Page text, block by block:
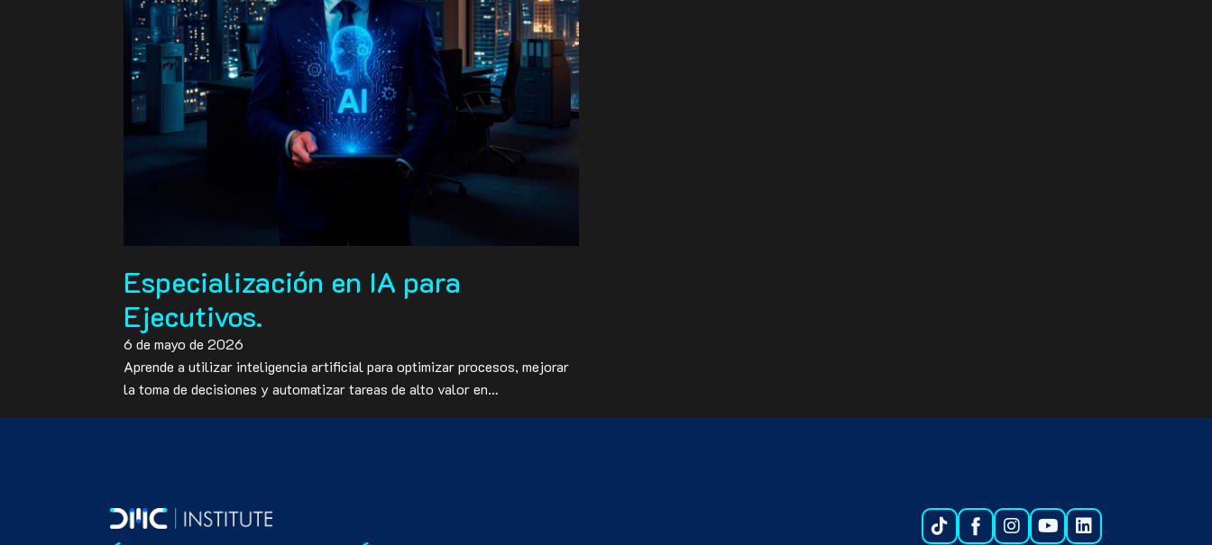
Especialización en IA para
Ejecutivos.
6 de mayo de 2026
Aprende a utilizar inteligencia artificial para optimizar procesos, mejorar
la toma de decisiones y automatizar tareas de alto valor en…